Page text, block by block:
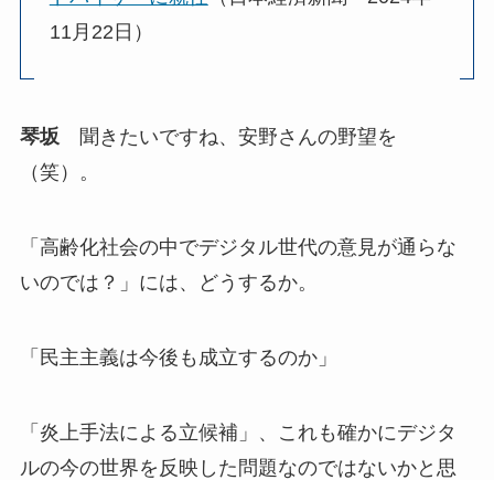
11月22日）
琴坂聞きたいですね、安野さんの野望を
（笑）。
「高齢化社会の中でデジタル世代の意見が通らな
いのでは？」には、どうするか。
「民主主義は今後も成立するのか」
「炎上手法による立候補」、これも確かにデジタ
ルの今の世界を反映した問題なのではないかと思